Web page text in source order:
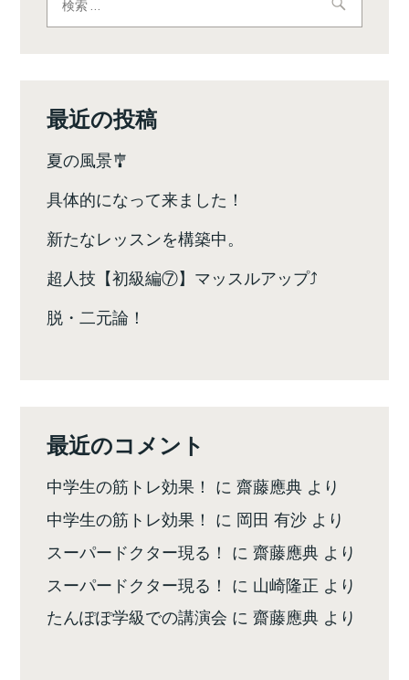
ン
索:
最近の投稿
夏の風景🎐
具体的になって来ました！
新たなレッスンを構築中。
超人技【初級編⑦】マッスルアップ⤴️
脱・二元論！
最近のコメント
中学生の筋トレ効果！ に齋藤應典 より
中学生の筋トレ効果！ に 岡田 有沙 より
スーパードクター現る！ に齋藤應典 より
スーパードクター現る！ に 山崎隆正 より
たんぽぽ学級での講演会 に齋藤應典 より